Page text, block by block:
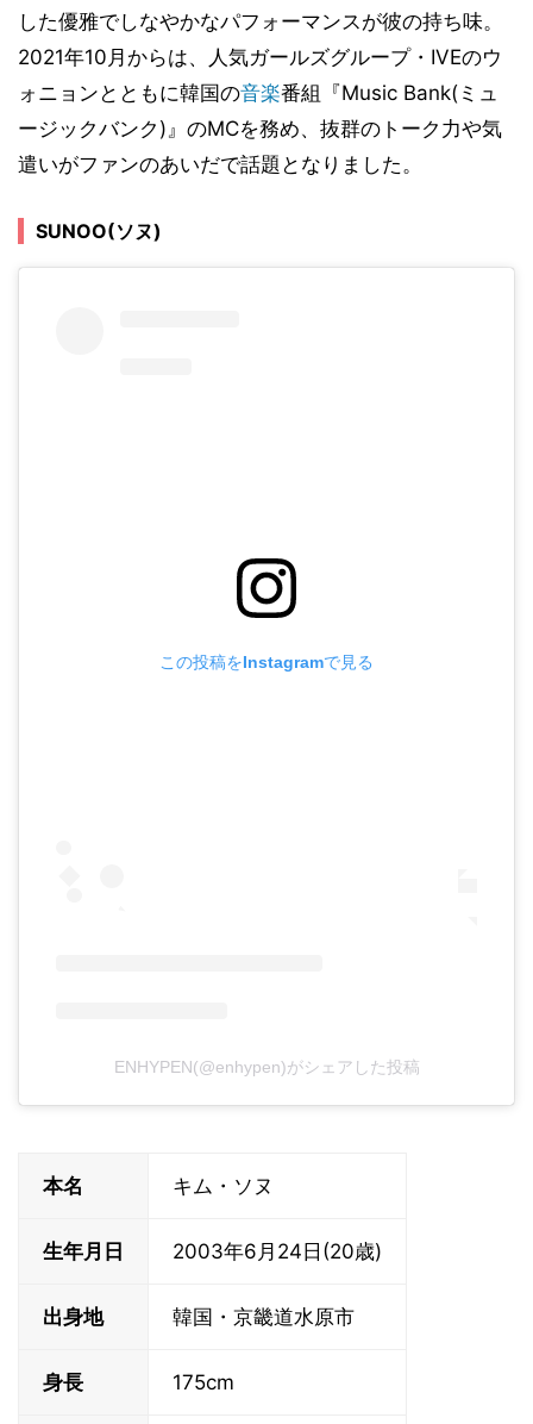
した優雅でしなやかなパフォーマンスが彼の持ち味。
2021年10月からは、人気ガールズグループ・IVEのウ
ォニョンとともに韓国の音楽番組『Music Bank(ミュ
ージックバンク)』のMCを務め、抜群のトーク力や気
遣いがファンのあいだで話題となりました。
SUNOO(ソヌ)
この投稿をInstagramで見る
ENHYPEN(@enhypen)がシェアした投稿
本名 キム・ソヌ
生年月日 2003年6月24日(20歳)
出身地 韓国・京畿道水原市
身長 175cm